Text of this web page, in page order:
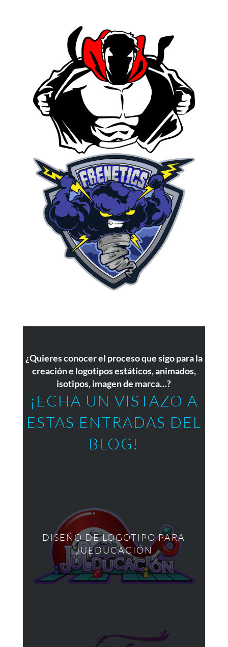
¿Quieres conocer el proceso que sigo para la
creación e logotipos estáticos, animados,
isotipos, imagen de marca…?
¡ECHA UN VISTAZO A
ESTAS ENTRADAS DEL
BLOG!
DISEÑO DE LOGOTIPO PARA
JUEDUCACIÓN